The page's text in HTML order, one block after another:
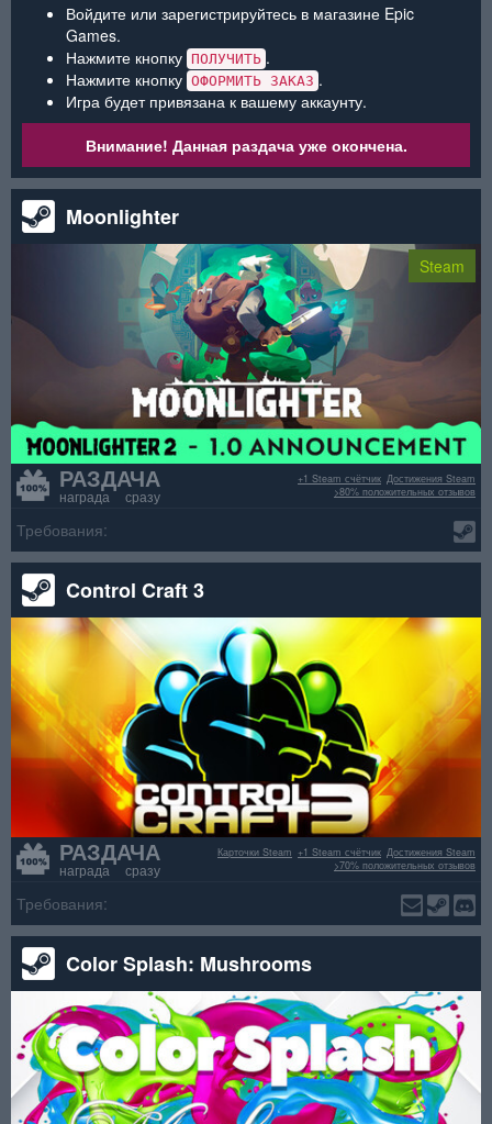
Войдите или зарегистрируйтесь в магазине Epic
Games.
Нажмите кнопку ПОЛУЧИТЬ .
Нажмите кнопку ОФОРМИТЬ ЗАКАЗ .
Игра будет привязана к вашему аккаунту.
Внимание! Данная раздача уже окончена.
Moonlighter
Steam
РАЗДАЧА
награда сразу
Достижения Steam
+1 Steam счётчик
>80% положительных отзывов
Требования:
Control Craft 3
РАЗДАЧА
награда сразу
Достижения Steam
+1 Steam счётчик
Карточки Steam
>70% положительных отзывов
Требования:
Color Splash: Mushrooms